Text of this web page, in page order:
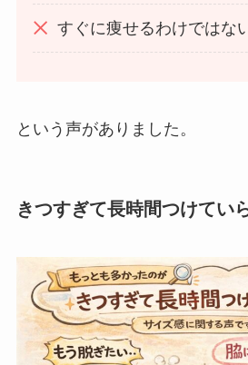
すぐに痩せるわけではな
という声がありました。
きつすぎて長時間つけてい